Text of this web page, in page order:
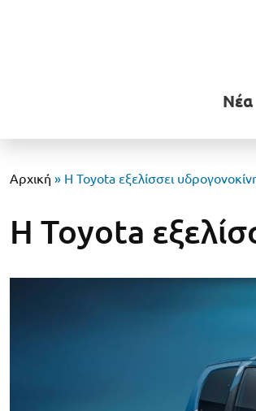
Νέα
Αρχική » Η Toyota εξελίσσει
Η Toyota